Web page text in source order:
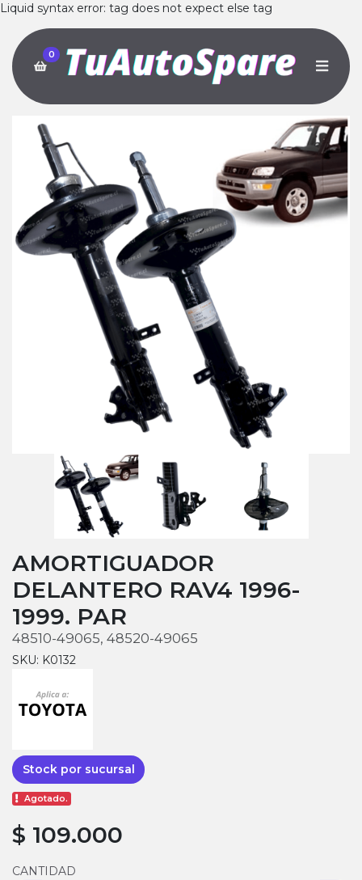
Liquid syntax error: tag does not expect else tag
0
AMORTIGUADOR
DELANTERO RAV4 1996-
1999. PAR
48510-49065, 48520-49065
SKU: K0132
Stock por sucursal
Agotado.
$ 109.000
CANTIDAD